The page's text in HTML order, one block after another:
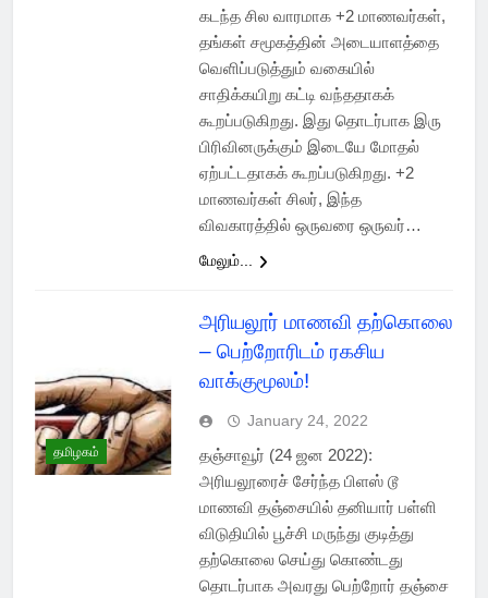
கடந்த சில வாரமாக +2 மாணவர்கள்,
தங்கள் சமூகத்தின் அடையாளத்தை
வெளிப்படுத்தும் வகையில்
சாதிக்கயிறு கட்டி வந்ததாகக்
கூறப்படுகிறது. இது தொடர்பாக இரு
பிரிவினருக்கும் இடையே மோதல்
ஏற்பட்டதாகக் கூறப்படுகிறது. +2
மாணவர்கள் சிலர், இந்த
விவகாரத்தில் ஒருவரை ஒருவர்…
மேலும்...
தமிழகம்
அரியலூர் மாணவி தற்கொலை
– பெற்றோரிடம் ரகசிய
வாக்குமூலம்!
January 24, 2022
தஞ்சாவூர் (24 ஜன 2022):
அரியலூரைச் சேர்ந்த பிளஸ் டூ
மாணவி தஞ்சையில் தனியார் பள்ளி
விடுதியில் பூச்சி மருந்து குடித்து
தற்கொலை செய்து கொண்டது
தொடர்பாக அவரது பெற்றோர் தஞ்சை